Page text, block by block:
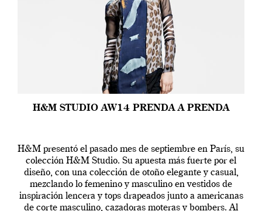
H&M STUDIO AW14 PRENDA A PRENDA
H&M presentó el pasado mes de septiembre en París, su
colección H&M Studio. Su apuesta más fuerte por el
diseño, con una colección de otoño elegante y casual,
mezclando lo femenino y masculino en vestidos de
inspiración lencera y tops drapeados junto a americanas
de corte masculino, cazadoras moteras y bombers. Al